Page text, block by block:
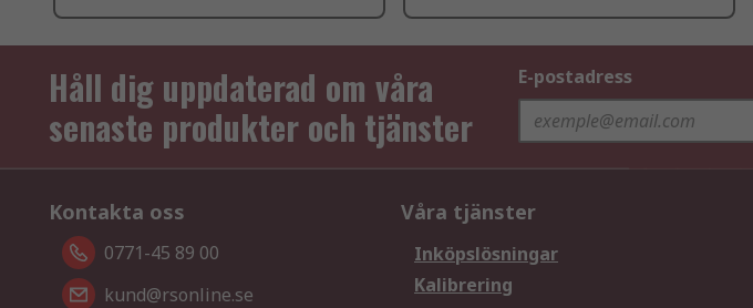
Håll dig uppdaterad om våra
senaste produkter och tjänster
E-postadress
Kontakta oss
0771-45 89 00
kund@rsonline.se
Våra tjänster
Inköpslösningar
Kalibrering